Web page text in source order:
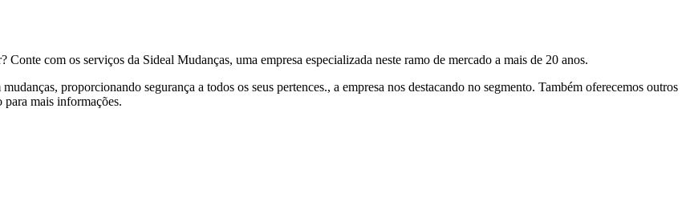
com os serviços da Sideal Mudanças, uma empresa especializada neste ramo de mercado a mais de 20 anos.
proporcionando segurança a todos os seus pertences., a empresa nos destacando no segmento. Também oferecemos outros
mais informações.